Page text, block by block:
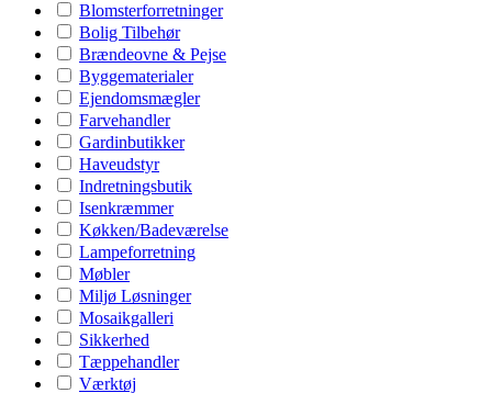
Blomsterforretninger
Bolig Tilbehør
Brændeovne & Pejse
Byggematerialer
Ejendomsmægler
Farvehandler
Gardinbutikker
Haveudstyr
Indretningsbutik
Isenkræmmer
Køkken/Badeværelse
Lampeforretning
Møbler
Miljø Løsninger
Mosaikgalleri
Sikkerhed
Tæppehandler
Værktøj